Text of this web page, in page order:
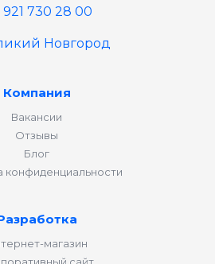
921 730 28 00
Новгород
Компания
Вакансии
Отзывы
Блог
конфиденциальности
магазин